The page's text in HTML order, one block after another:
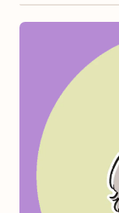
・第二種電気工
・乙種第4類危険
・アロマテラピ
・Google Cloud
＜好きなたべも
おにく
気に入った記